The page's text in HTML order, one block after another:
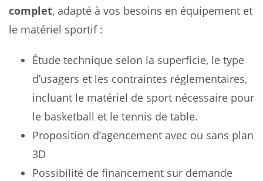
complet, adapté à vos besoins en équipement et
le matériel sportif :
Étude technique selon la superficie, le type
d’usagers et les contraintes réglementaires,
incluant le matériel de sport nécessaire pour
le basketball et le tennis de table.
Proposition d’agencement avec ou sans plan
3D
Possibilité de financement sur demande